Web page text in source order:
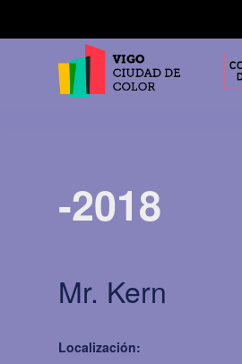
-2018
Mr. Kern
Localización: